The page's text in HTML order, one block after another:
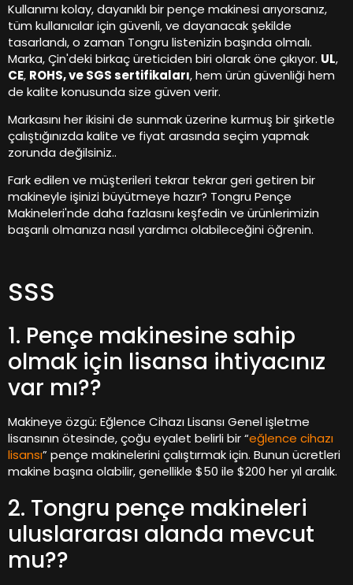
Kullanımı kolay, dayanıklı bir pençe makinesi arıyorsanız,
tüm kullanıcılar için güvenli, ve dayanacak şekilde
tasarlandı, o zaman Tongru listenizin başında olmalı.
Marka, Çin'deki birkaç üreticiden biri olarak öne çıkıyor. UL,
CE, ROHS, ve SGS sertifikaları, hem ürün güvenliği hem
de kalite konusunda size güven verir.
Markasını her ikisini de sunmak üzerine kurmuş bir şirketle
çalıştığınızda kalite ve fiyat arasında seçim yapmak
zorunda değilsiniz..
Fark edilen ve müşterileri tekrar tekrar geri getiren bir
makineyle işinizi büyütmeye hazır? Tongru Pençe
Makineleri'nde daha fazlasını keşfedin ve ürünlerimizin
başarılı olmanıza nasıl yardımcı olabileceğini öğrenin.
SSS
1. Pençe makinesine sahip
olmak için lisansa ihtiyacınız
var mı??
Makineye özgü: Eğlence Cihazı Lisansı Genel işletme
lisansının ötesinde, çoğu eyalet belirli bir “eğlence cihazı
lisansı” pençe makinelerini çalıştırmak için. Bunun ücretleri
makine başına olabilir, genellikle $50 ile $200 her yıl aralık.
2. Tongru pençe makineleri
uluslararası alanda mevcut
mu??